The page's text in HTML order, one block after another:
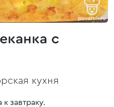
с
кухня
завтраку.